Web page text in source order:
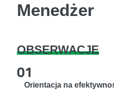
Menedżer
OBSERWACJE
01
Orientacja na